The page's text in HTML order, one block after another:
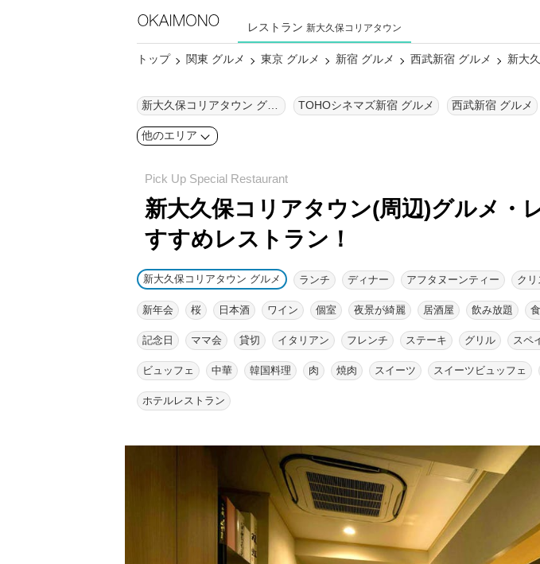
レストラン 新大久保コリアタウン
トップ 関東 グルメ 東京 グルメ 新宿 グルメ 西武新宿 グルメ 新大
TOHOシネマズ新宿 グルメ 西武新宿 グルメ
他のエリア
新大久保コリアタウン(周辺)グルメ・
すすめレストラン！
新大久保コリアタウン グルメ ランチ ディナー アフタヌーンティー ク
新年会 桜 日本酒 ワイン 個室 夜景が綺麗 居酒屋 飲み放題
記念日 ママ会 貸切 イタリアン フレンチ ステーキ グリル スペ
ビュッフェ 中華 韓国料理 肉 焼肉 スイーツ スイーツビュッフェ
ホテルレストラン